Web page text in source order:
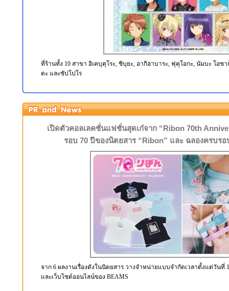
ที่ร้านทั้ง 10 สาขา อิเคบุคุโระ, ชิบุยะ, อากิฮาบาระ, ฟุคุโอกะ, นัมบะ โอซ
ตะ และซัปโปโร
เปิดตัวคอลเลคชั่นแฟชั่นสุดเก๋จาก “Ribon 70th
รอบ 70 ปีของนิตยสาร “Ribon” และ ฉลองครบรอ
จาก 6 ผลงานเรื่องดังในนิตยสาร วางจำหน่ายแบบจำกัดเวลาตั้งแต่วันที่
และเว็บไซต์ออนไลน์ของ BEAMS